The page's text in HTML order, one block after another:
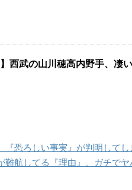
】西武の山川穂高内野手、凄
『恐ろしい事実』が判明してし
難航してる『理由』、ガチでヤ